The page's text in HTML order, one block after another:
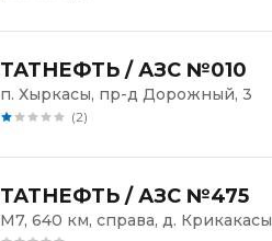
ТАТНЕФТЬ / АЗС №010
п. Хыркасы, пр-д Дорожный, 3
(2)
ТАТНЕФТЬ / АЗС №475
М7, 640 км, справа, д. Крикакасы